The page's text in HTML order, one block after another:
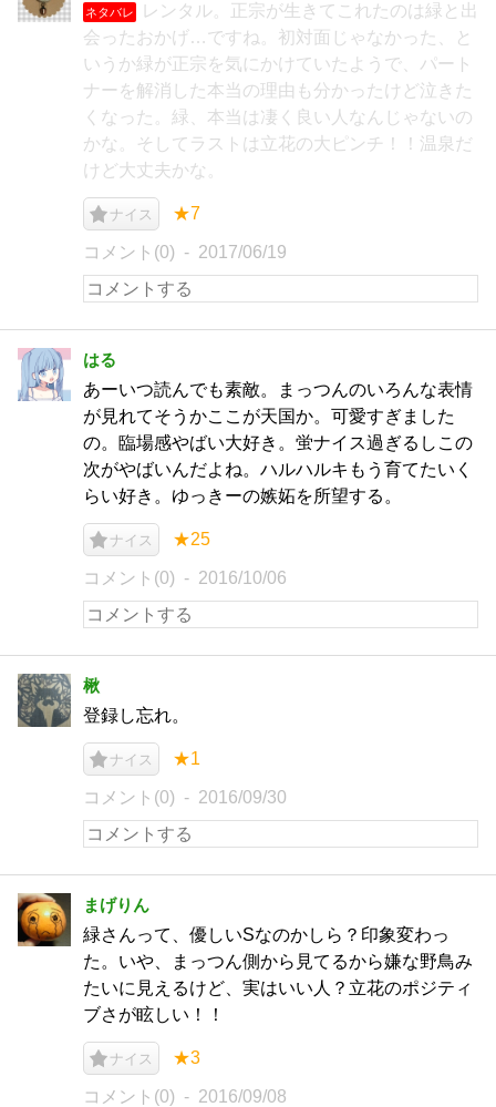
ネタバレ
レンタル。正宗が生きてこれたのは緑と出
会ったおかげ…ですね。初対面じゃなかった、と
いうか緑が正宗を気にかけていたようで、パート
ナーを解消した本当の理由も分かったけど泣きた
くなった。緑、本当は凄く良い人なんじゃないの
かな。そしてラストは立花の大ピンチ！！温泉だ
けど大丈夫かな。
ナイス ★7
コメント(0) 2017/06/19
はる
あーいつ読んでも素敵。まっつんのいろんな表情
が見れてそうかここが天国か。可愛すぎました
の。臨場感やばい大好き。蛍ナイス過ぎるしこの
次がやばいんだよね。ハルハルキもう育てたいく
らい好き。ゆっきーの嫉妬を所望する。
ナイス ★25
コメント(0) 2016/10/06
楸
登録し忘れ。
ナイス ★1
コメント(0) 2016/09/30
まげりん
緑さんって、優しいSなのかしら？印象変わっ
た。いや、まっつん側から見てるから嫌な野鳥み
たいに見えるけど、実はいい人？立花のポジティ
ブさが眩しい！！
ナイス ★3
コメント(0) 2016/09/08